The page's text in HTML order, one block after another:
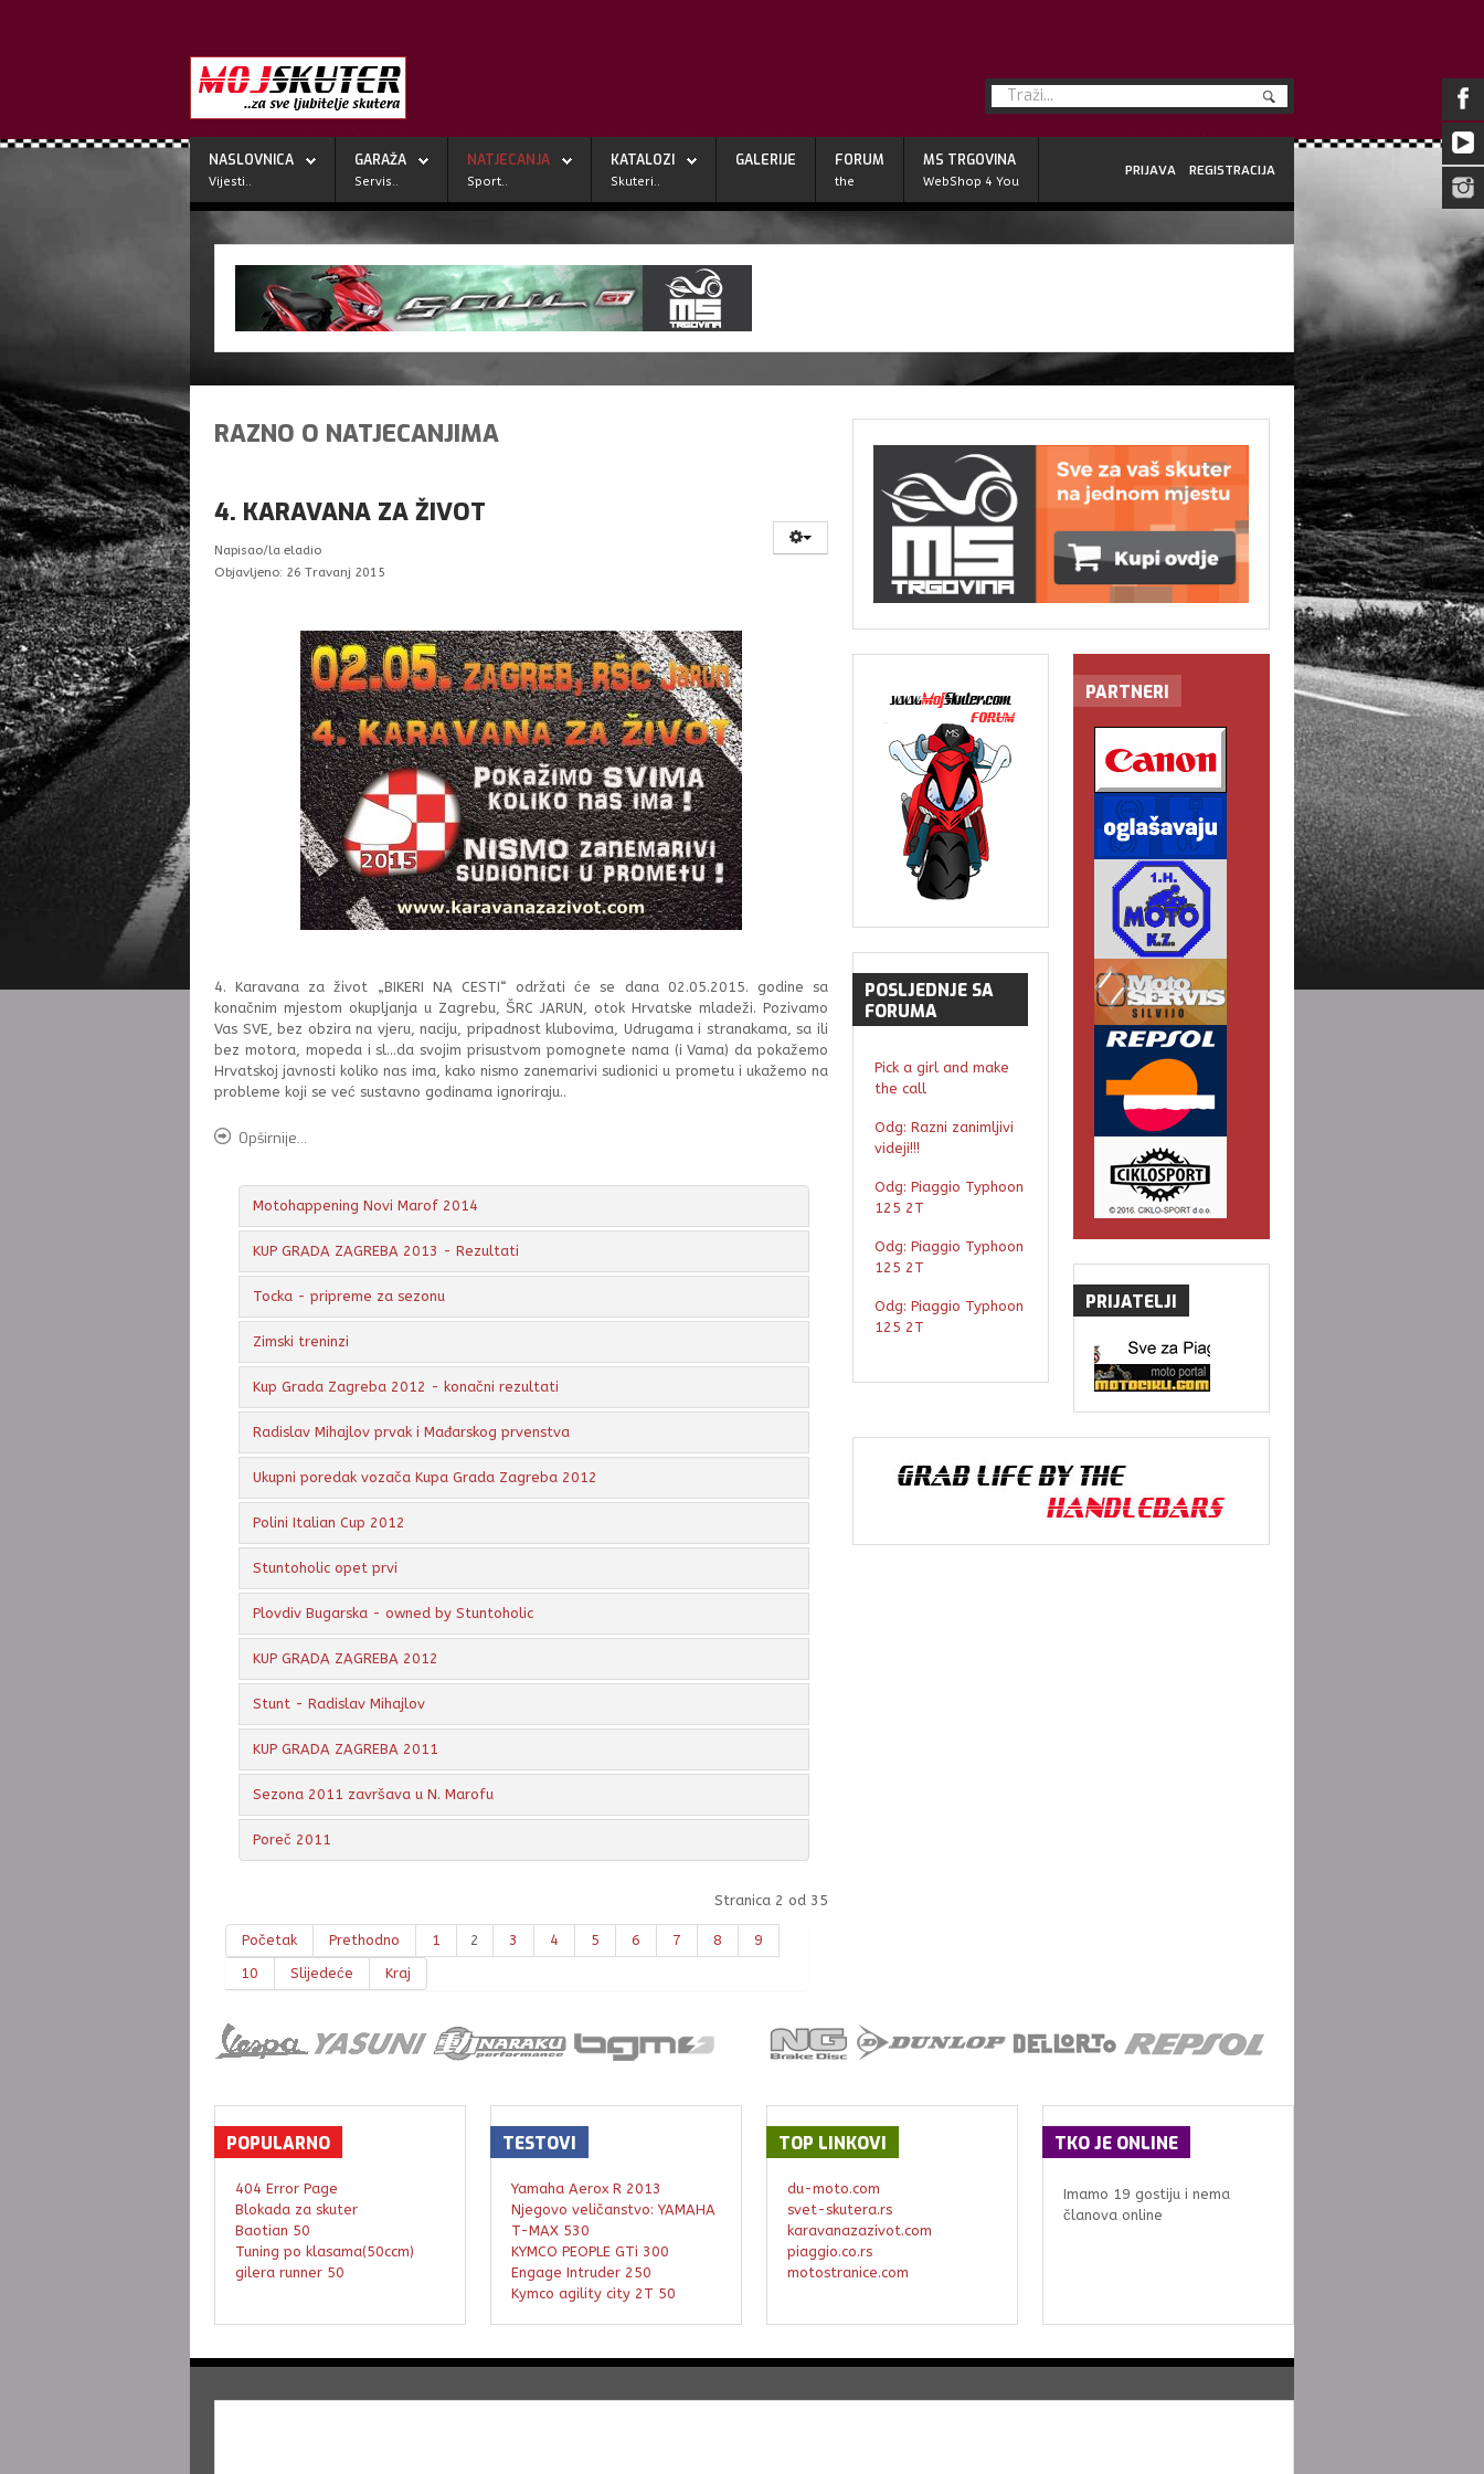
NASLOVNICA
Vijesti..
GARAŽA
Servis..
NATJECANJA
Sport..
KATALOZI
Skuteri..
GALERIJE FORUM
the
MS TRGOVINA
WebShop 4 You
REGISTRACIJA
PRIJAVA
RAZNO O NATJECANJIMA
4. KARAVANA ZA ŽIVOT
Napisao/la eladio
Objavljeno: 26 Travanj 2015
4. Karavana za život „BIKERI NA CESTI“ održati će se dana 02.05.2015. godine sa
konačnim mjestom okupljanja u Zagrebu, ŠRC JARUN, otok Hrvatske mladeži. Pozivamo
Vas SVE, bez obzira na vjeru, naciju, pripadnost klubovima, Udrugama i stranakama, sa ili
bez motora, mopeda i sl...da svojim prisustvom pomognete nama (i Vama) da pokažemo
Hrvatskoj javnosti koliko nas ima, kako nismo zanemarivi sudionici u prometu i ukažemo na
probleme koji se već sustavno godinama ignoriraju..
Opširnije...
Motohappening Novi Marof 2014
KUP GRADA ZAGREBA 2013 - Rezultati
Tocka - pripreme za sezonu
Zimski treninzi
Kup Grada Zagreba 2012 - konačni rezultati
Radislav Mihajlov prvak i Mađarskog prvenstva
Ukupni poredak vozača Kupa Grada Zagreba 2012
Polini Italian Cup 2012
Stuntoholic opet prvi
Plovdiv Bugarska - owned by Stuntoholic
KUP GRADA ZAGREBA 2012
Stunt - Radislav Mihajlov
KUP GRADA ZAGREBA 2011
Sezona 2011 završava u N. Marofu
Poreč 2011
Stranica 2 od 35
Početak Prethodno 1 2 3 4 5 6 7 8
9
10
Slijedeće Kraj
POSLJEDNJE SA
FORUMA
Pick a girl and make
the call
Odg: Razni zanimljivi
videji!!!
Odg: Piaggio Typhoon
125 2T
Odg: Piaggio Typhoon
125 2T
Odg: Piaggio Typhoon
125 2T
PARTNERI
PRIJATELJI
POPULARNO
404 Error Page
Blokada za skuter
Baotian 50
Tuning po klasama(50ccm)
gilera runner 50
TESTOVI
Yamaha Aerox R 2013
Njegovo veličanstvo: YAMAHA
T-MAX 530
KYMCO PEOPLE GTi 300
Engage Intruder 250
Kymco agility city 2T 50
TOP LINKOVI
du-moto.com
svet-skutera.rs
karavanazazivot.com
piaggio.co.rs
motostranice.com
TKO JE ONLINE
Imamo 19 gostiju i nema
članova online